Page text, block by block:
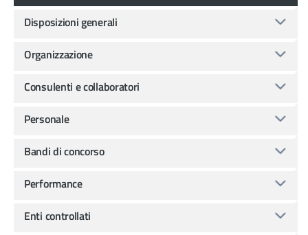
Disposizioni generali
Organizzazione
Consulenti e collaboratori
Personale
Bandi di concorso
Performance
Enti controllati